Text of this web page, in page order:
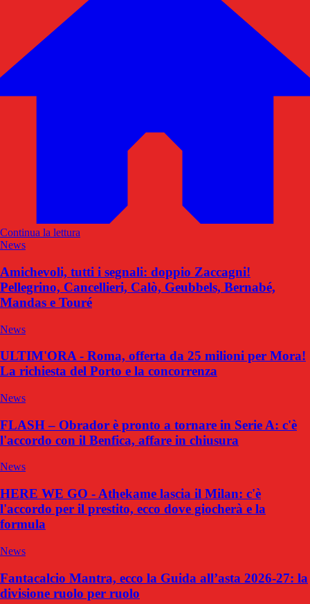
Continua la lettura
News
Amichevoli, tutti i segnali: doppio Zaccagni!
Pellegrino, Cancellieri, Calò, Geubbels, Bernabé,
Mandas e Touré
News
ULTIM'ORA - Roma, offerta da 25 milioni per Mora!
La richiesta del Porto e la concorrenza
News
FLASH – Obrador è pronto a tornare in Serie A: c'è
l'accordo con il Benfica, affare in chiusura
News
HERE WE GO - Athekame lascia il Milan: c'è
l'accordo per il prestito, ecco dove giocherà e la
formula
News
Fantacalcio Mantra, ecco la Guida all’asta 2026-27: la
divisione ruolo per ruolo